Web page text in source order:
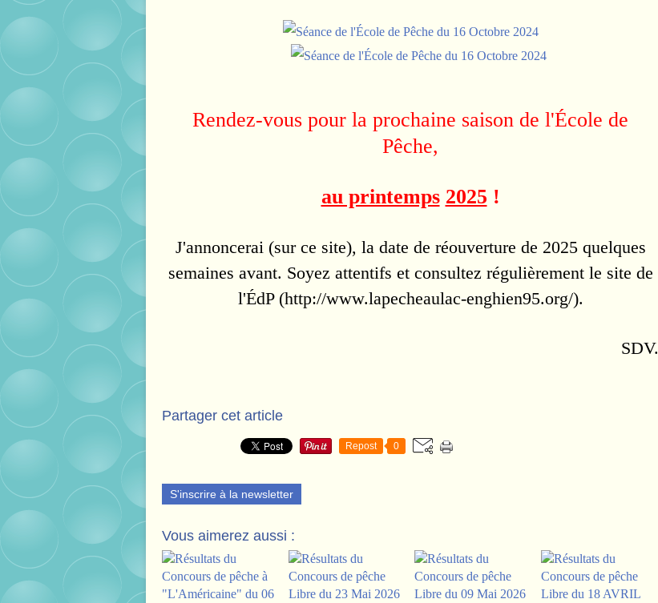
Rendez-vous pour la prochaine saison de l'École de
Pêche,
au printemps 2025 !
J'annoncerai (sur ce site), la date de réouverture de 2025 quelques
semaines avant. Soyez attentifs et consultez régulièrementle site de
l'ÉdP (http://www.lapecheaulac-enghien95.org/).
SDV.
Partager cet article
Repost 0
S'inscrire à la newsletter
Vous aimerez aussi :